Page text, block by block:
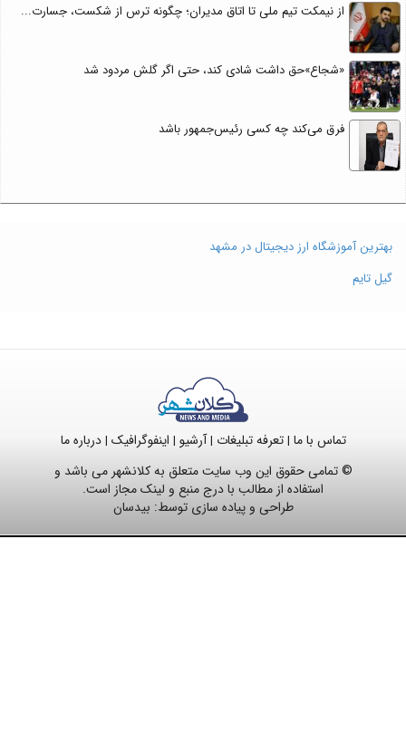
از نیمکت تیم ملی تا اتاق مدیران؛ چگونه ترس از شکست، جسارت...
«شجاع»حق داشت شادی کند، حتی اگر گلش مردود شد
فرق می‌کند چه کسی رئیس‌جمهور باشد
بهترین آموزشگاه ارز دیجیتال در مشهد
گیل تایم
تماس با ما |تعرفه تبلیغات |آرشیو | اینفوگرافیک |درباره ما
© تمامی حقوق این وب سایت متعلق به کلانشهر می باشد و
استفاده از مطالب با درج منبع و لینک مجاز است.
طراحی و پیاده سازی توسط: بیدسان